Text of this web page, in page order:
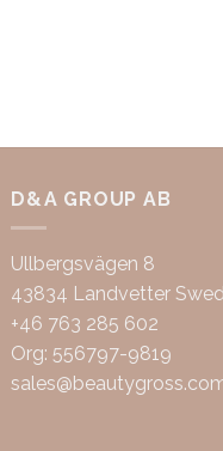
D&A GROUP AB
Ullbergsvägen 8
43834 Landvetter
+46 763 285 602
Org: 556797-9819